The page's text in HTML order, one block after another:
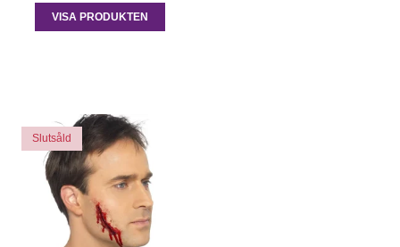
VISA PRODUKTEN
Slutsåld